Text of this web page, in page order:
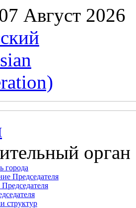
Август 2026
орган
города
Председателя
структур